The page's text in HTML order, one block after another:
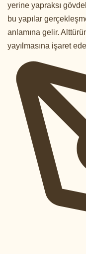
yerine yapraksı
bu yapılar
anlamına gelir.
yayılmasına işaret